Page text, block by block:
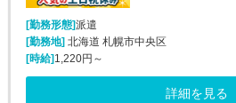
[勤務形態]派遣
[勤務地]北海道 札幌市中央区
[時給]1,220円～
詳細を見る